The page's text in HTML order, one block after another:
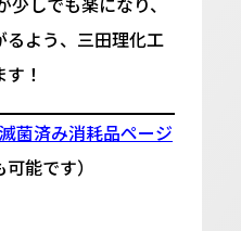
るよう、三田理化工
！
菌済み消耗品ページ
能です）